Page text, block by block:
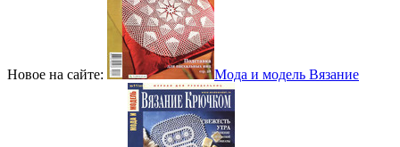
Новое на сайте: Мода и модель Вязание